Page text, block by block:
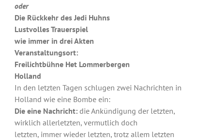
oder
Die Rückkehr des Jedi Huhns
Lustvolles Trauerspiel
wie immer in drei Akten
Veranstaltungsort:
Freilichtbühne Het Lommerbergen
Holland
In den letzten Tagen schlugen zwei Nachrichten in
Holland wie eine Bombe ein:
Die eine Nachricht: die Ankündigung der letzten,
wirklich allerletzten, vermutlich doch
letzten, immer wieder letzten, trotz allem letzten